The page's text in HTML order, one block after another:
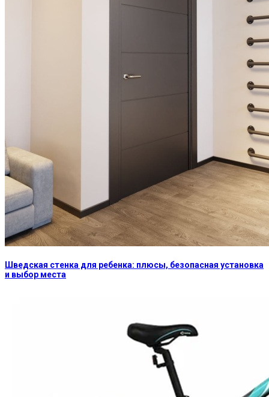
Шведская стенка для ребенка: плюсы, безопасная установка
и выбор места